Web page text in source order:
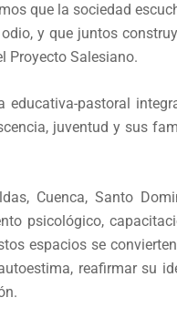
que la sociedad
y que juntos
Proyecto Salesiano.
educativa-pastoral
juventud y sus
Cuenca, Santo
psicológico,
espacios se
reafirmar su